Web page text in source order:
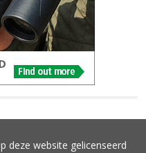
deze website gelicenseerd